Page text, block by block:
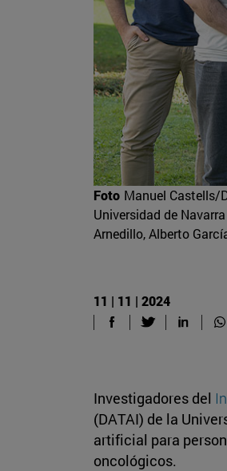
Foto Manuel Castells/
Universidad de
Arnedillo, Alberto
11 | 11 | 2024
Investigadores del
(DATAI) de la
artificial para
oncológicos.